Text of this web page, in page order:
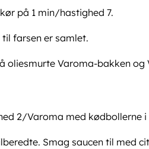
på 1 min/hastighed 7.
farsen er samlet.
oliesmurte Varoma-bakken og
2/Varoma med kødbollerne i
Smag saucen til med